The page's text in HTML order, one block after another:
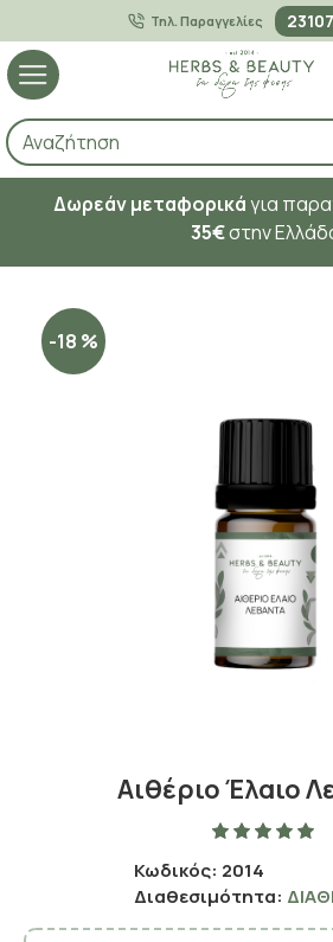
Τηλ. Παραγγελίες
Δωρεάν μεταφορικάγια
35€στην
-18 %
Αιθέριο Έλαιο
Κωδικός: 2014
Διαθεσιμότητα: